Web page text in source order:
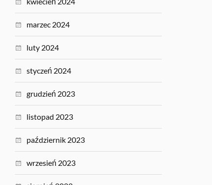
marzec 2024
luty 2024
styczeń 2024
grudzień 2023
listopad 2023
październik 2023
wrzesień 2023